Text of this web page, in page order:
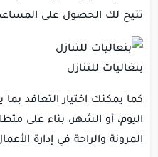
تتيح لك الحصول على
بنغاليات للتنازل
كما يمكنك اختيار التعاقد
اليوم، أو الشهر، بناء على
المرونة والراحة في إدارة